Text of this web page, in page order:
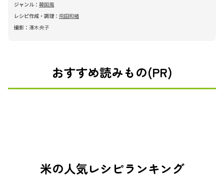
ジャンル： 韓国風
レシピ作成・調理： 飛田和緒
撮影： 澤木央子
おすすめ読みもの(PR)
米の人気レシピランキング